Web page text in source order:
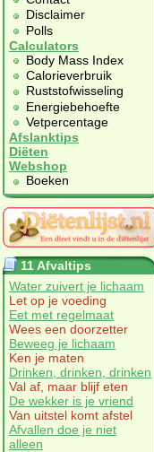
Disclaimer
Polls
Calculators
Body Mass Index
Calorieverbruik
Ruststofwisseling
Energiebehoefte
Vetpercentage
Afslanktips
Diëten
Webshop
Boeken
11 Afvaltips
Water zuivert je lichaam
Let op je voeding
Eet met regelmaat
Wees een doorzetter
Beweeg je lichaam
Ken je maten
Drinken, drinken, drinken
Val af, maar blijf eten
De wekker is je vriend
Van uitstel komt afstel
Afvallen doe je niet
alleen